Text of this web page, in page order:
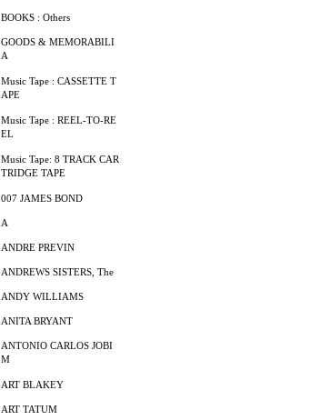
BOOKS : Others
GOODS & MEMORABILI
A
Music Tape : CASSETTE T
APE
Music Tape : REEL-TO-RE
EL
Music Tape: 8 TRACK CAR
TRIDGE TAPE
007 JAMES BOND
A
ANDRE PREVIN
ANDREWS SISTERS, The
ANDY WILLIAMS
ANITA BRYANT
ANTONIO CARLOS JOBI
M
ART BLAKEY
ART TATUM